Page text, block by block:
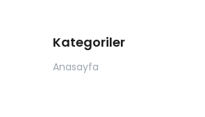
Kategoriler
Anasayfa